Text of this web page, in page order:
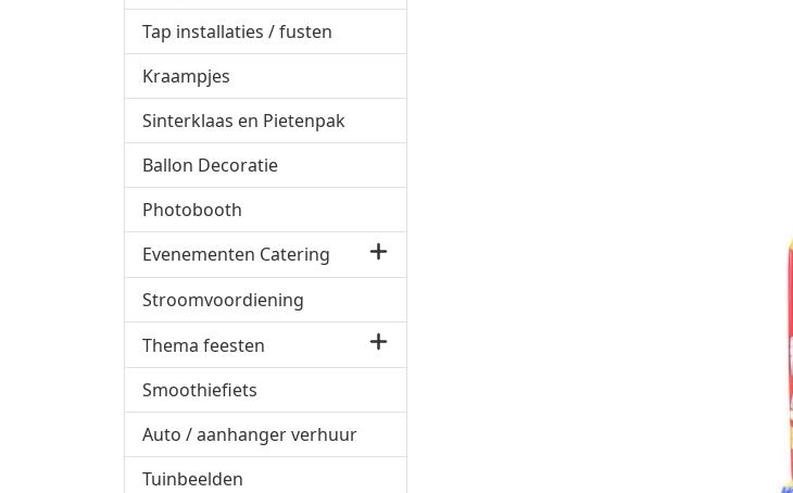
Tap installaties / fusten
Kraampjes
Sinterklaas en Pietenpak
Ballon Decoratie
Photobooth
Evenementen Catering
Stroomvoordiening
Thema feesten
Smoothiefiets
Auto / aanhanger verhuur
Tuinbeelden